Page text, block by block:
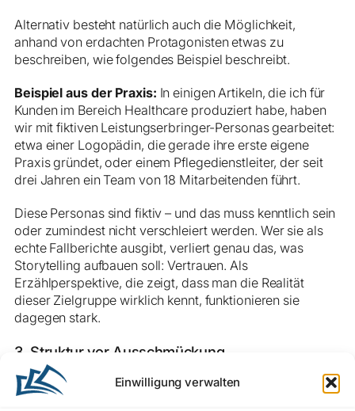
Einwilligung verwalten
Alternativ besteht natürlich auch die Möglichkeit,
anhand von erdachten Protagonisten etwas zu
beschreiben, wie folgendes Beispiel beschreibt.
Beispiel aus der Praxis: In einigen Artikeln, die ich für
Kunden im Bereich Healthcare produziert habe, haben
wir mit fiktiven Leistungserbringer-Personas gearbeitet:
etwa einer Logopädin, die gerade ihre erste eigene
Praxis gründet, oder einem Pflegedienstleiter, der seit
drei Jahren ein Team von 18 Mitarbeitenden führt.
Diese Personas sind fiktiv – und das muss kenntlich sein
oder zumindest nicht verschleiert werden. Wer sie als
echte Fallberichte ausgibt, verliert genau das, was
Storytelling aufbauen soll: Vertrauen. Als
Erzählperspektive, die zeigt, dass man die Realität
dieser Zielgruppe wirklich kennt, funktionieren sie
dagegen stark.
3. Struktur vor Ausschmückung
Gute Healthcare-Storys folgen einer klaren Dramaturgie:
Sie beginnen mit einer Ausgangssituation (Wer ist